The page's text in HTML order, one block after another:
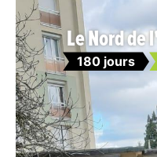
Le Nord de
180 jours